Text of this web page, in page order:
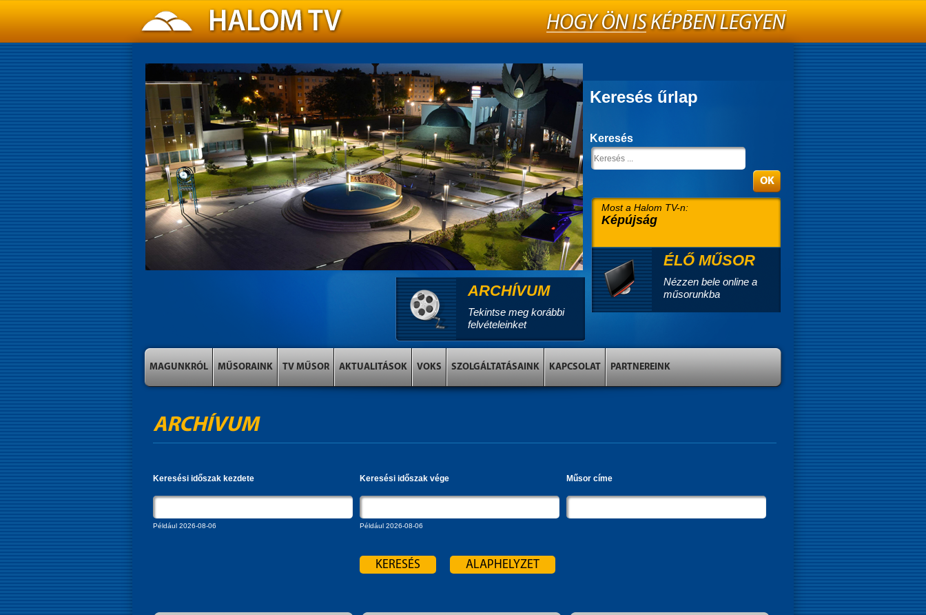
Keresés űrlap
Keresés
Most a Halom TV-n:
Képújság
ÉLŐ MŰSOR
Nézzen bele online a
műsorunkba
ARCHÍVUM
Tekintse meg korábbi
felvételeinket
MAGUNKRÓL MŰSORAINK TV MŰSOR AKTUALITÁSOK VOKS SZOLGÁLTATÁSAINK KAPCSOLAT PARTNEREINK
ARCHÍVUM
Keresési időszak kezdete
Például 2026-08-06
Keresési időszak vége
Például 2026-08-06
Műsor címe